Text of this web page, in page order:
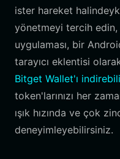
ister hareket
yönetmeyi tercih
uygulaması, bir
tarayıcı eklentisi
Bitget Wallet'ı
token'larınızı her
ışık hızında ve çok
deneyimleyebilirsiniz.